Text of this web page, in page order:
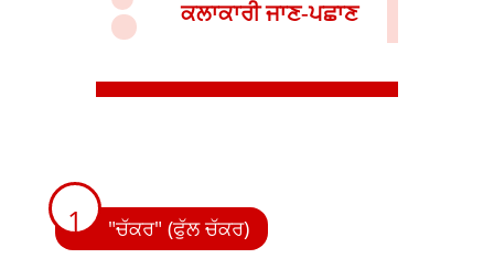
ਕਲਾਕਾਰੀ ਜਾਣ-ਪਛਾਣ
1 "ਚੱਕਰ" (ਫੁੱਲ ਚੱਕਰ)